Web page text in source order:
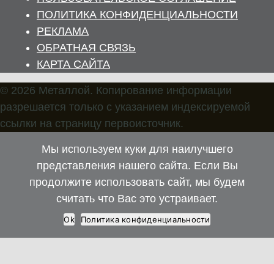
ПОЛИТИКА КОНФИДЕНЦИАЛЬНОСТИ
РЕКЛАМА
ОБРАТНАЯ СВЯЗЬ
КАРТА САЙТА
© 2026 Металлой. Копирование информации
разрешается только с указанием индексируемой
ссылки на страницу первоисточник.
Мы используем куки для наилучшего
представления нашего сайта. Если Вы
продолжите использовать сайт, мы будем
считать что Вас это устраивает.
Ok Политика конфиденциальности